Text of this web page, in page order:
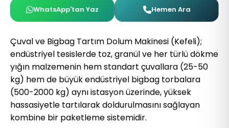
WhatsApp'tan Yaz Hemen Ara
Çuval ve Bigbag Tartım Dolum Makinesi (Kefeli);
endüstriyel tesislerde toz, granül ve her türlü dökme
yığın malzemenin hem standart çuvallara (25-50
kg) hem de büyük endüstriyel bigbag torbalara
(500-2000 kg) aynı istasyon üzerinde, yüksek
hassasiyetle tartılarak doldurulmasını sağlayan
kombine bir paketleme sistemidir.